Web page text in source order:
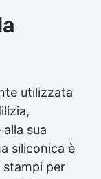
Gomma
siliconica
per
Gomma
ad alta
dettagli
Gomma
all articles
articles ▸
Silicone
utilizzata
alla sua
siliconica è
stampi per